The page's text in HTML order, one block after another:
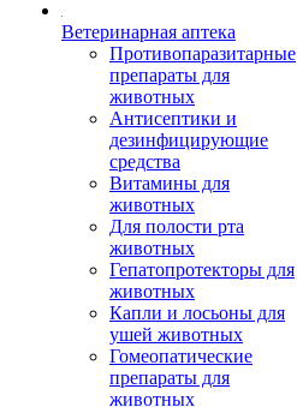
Ветеринарная аптека
Противопаразитарные
препараты для
животных
Антисептики и
дезинфицирующие
средства
Витамины для
животных
Для полости рта
животных
Гепатопротекторы для
животных
Капли и лосьоны для
ушей животных
Гомеопатические
препараты для
животных